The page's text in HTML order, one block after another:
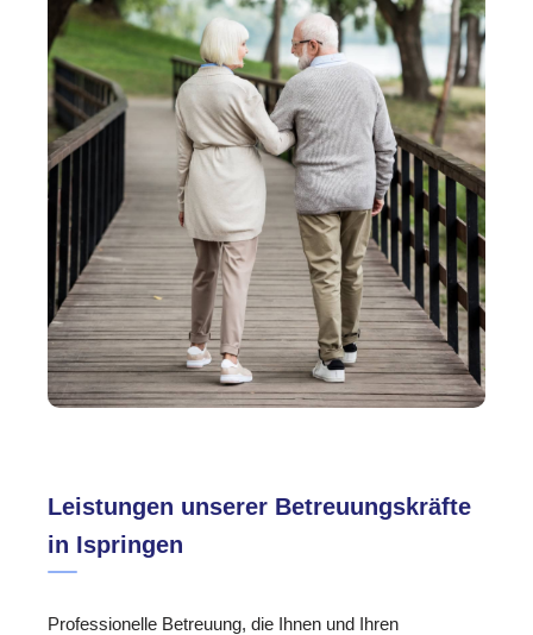
Leistungen unserer Betreuungskräfte
in Ispringen
Professionelle Betreuung, die Ihnen und Ihren